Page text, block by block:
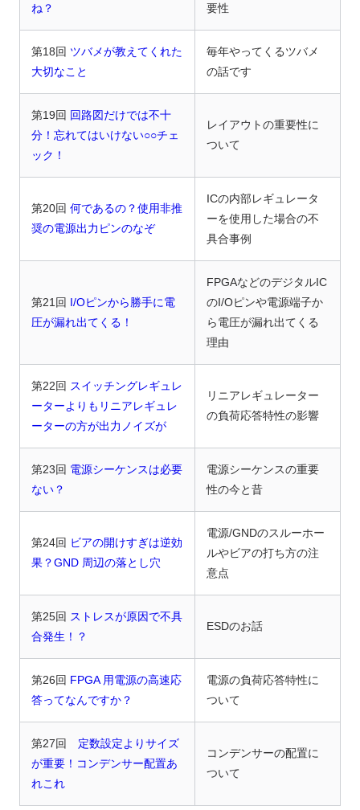
ね？ 要性
第18回 ツバメが教えてくれた
大切なこと
毎年やってくるツバメ
の話です
第19回 回路図だけでは不十
分！忘れてはいけない○○チェ
ック！
レイアウトの重要性に
ついて
第20回何であるの？使用非推
奨の電源出力ピンのなぞ
ICの内部レギュレータ
ーを使用した場合の不
具合事例
第21回 I/Oピンから勝手に電
圧が漏れ出てくる！
FPGAなどのデジタルIC
のI/Oピンや電源端子か
ら電圧が漏れ出てくる
理由
第22回 スイッチングレギュレ
ーターよりもリニアレギュレ
ーターの方が出力ノイズが
リニアレギュレーター
の負荷応答特性の影響
第23回 電源シーケンスは必要
ない？
電源シーケンスの重要
性の今と昔
第24回 ビアの開けすぎは逆効
果？GND 周辺の落とし穴
電源/GNDのスルーホー
ルやビアの打ち方の注
意点
第25回 ストレスが原因で不具
合発生！？
ESDのお話
第26回 FPGA 用電源の高速応
答ってなんですか？
電源の負荷応答特性に
ついて
第27回 定数設定よりサイズ
が重要！コンデンサー配置あ
れこれ
コンデンサーの配置に
ついて